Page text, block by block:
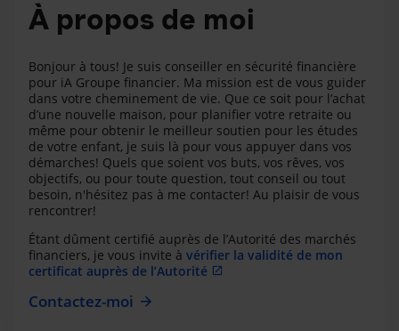
À propos de moi
Bonjour à tous! Je suis conseiller en sécurité financière
pour iA Groupe financier. Ma mission est de vous guider
dans votre cheminement de vie. Que ce soit pour l’achat
d’une nouvelle maison, pour planifier votre retraite ou
même pour obtenir le meilleur soutien pour les études
de votre enfant, je suis là pour vous appuyer dans vos
démarches! Quels que soient vos buts, vos rêves, vos
objectifs, ou pour toute question, tout conseil ou tout
besoin, n'hésitez pas à me contacter! Au plaisir de vous
rencontrer!
Étant dûment certifié auprès de l’Autorité des marchés
financiers, je vous invite à vérifier la validité de mon
certificat auprès de l’Autorité
Contactez-moi